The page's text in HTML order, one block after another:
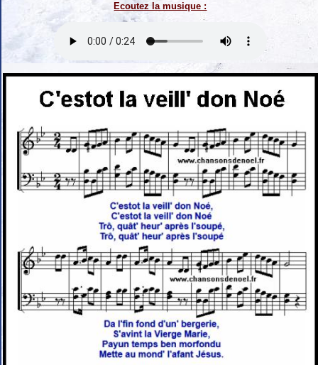
Ecoutez la musique :